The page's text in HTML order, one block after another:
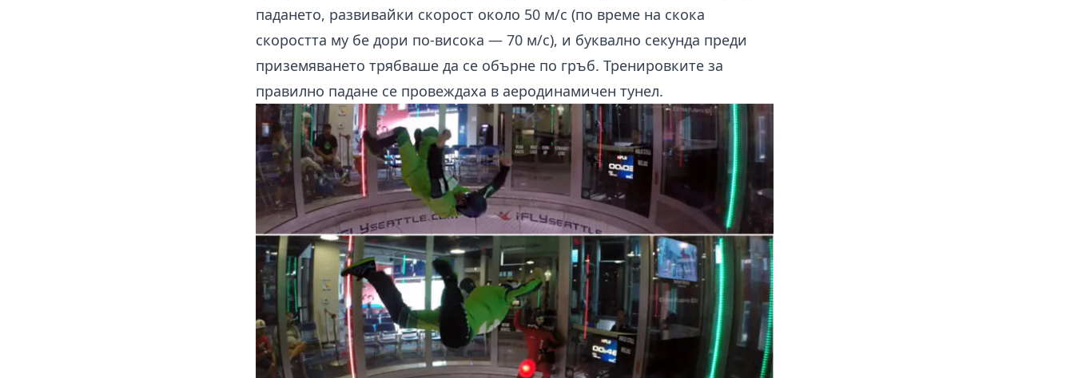
падането, развивайки скорост около 50 м/с (по време на скока
скоростта му бе дори по-висока — 70 м/с), и буквално секунда преди
приземяването трябваше да се обърне по гръб. Тренировките за
правилно падане се провеждаха в аеродинамичен тунел.